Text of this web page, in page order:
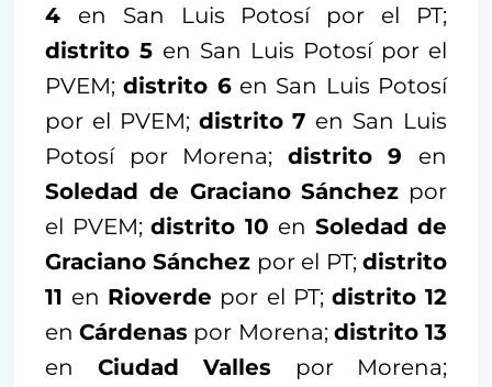
4 en San Luis Potosí por el PT;
distrito 5 en San Luis Potosí por el
PVEM;distrito 6en San Luis Potosí
por el PVEM; distrito 7 en San Luis
Potosí por Morena; distrito 9 en
Soledad de Graciano Sánchez por
el PVEM; distrito 10 en Soledad de
Graciano Sánchez por el PT;distrito
11 en Rioverde por el PT; distrito 12
enCárdenas por Morena; distrito 13
en Ciudad Valles por Morena;